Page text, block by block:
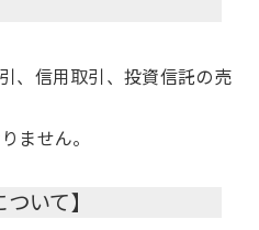
、信用取引、投資信託の売
ません。
いて】